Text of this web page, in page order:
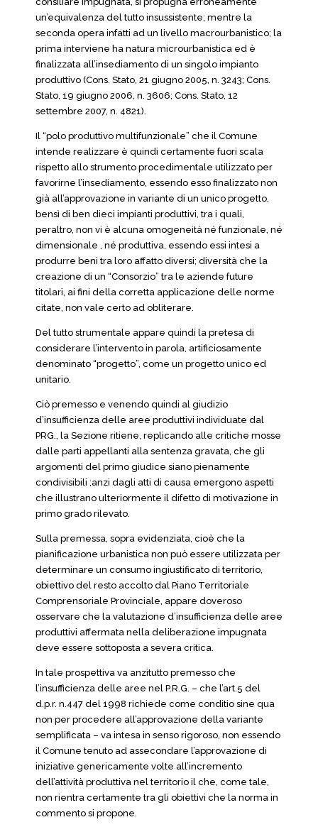
un’equivalenza del tutto insussistente; mentre la
seconda opera infatti ad un livello macrourbanistico; la
prima interviene ha natura microurbanistica ed è
finalizzata all’insediamento di un singolo impianto
produttivo (Cons. Stato, 21 giugno 2005, n. 3243; Cons.
Stato, 19 giugno 2006, n. 3606; Cons. Stato, 12
settembre 2007, n. 4821).
Il “polo produttivo multifunzionale” che il Comune
intende realizzare è quindi certamente fuori scala
rispetto allo strumento procedimentale utilizzato per
favorirne l’insediamento, essendo esso finalizzato non
già all’approvazione in variante di un unico progetto,
bensì di ben dieci impianti produttivi, tra i quali,
peraltro, non vi è alcuna omogeneità né funzionale, né
dimensionale , né produttiva, essendo essi intesi a
produrre beni tra loro affatto diversi; diversità che la
creazione di un “Consorzio” tra le aziende future
titolari, ai fini della corretta applicazione delle norme
citate, non vale certo ad obliterare.
Del tutto strumentale appare quindi la pretesa di
considerare l’intervento in parola, artificiosamente
denominato “progetto”, come un progetto unico ed
unitario.
Ciò premesso e venendo quindi al giudizio
d’insufficienza delle aree produttivi individuate dal
PRG., la Sezione ritiene, replicando alle critiche mosse
dalle parti appellanti alla sentenza gravata, che gli
argomenti del primo giudice siano pienamente
condivisibili ;anzi dagli atti di causa emergono aspetti
che illustrano ulteriormente il difetto di motivazione in
primo grado rilevato.
Sulla premessa, sopra evidenziata, cioè che la
pianificazione urbanistica non può essere utilizzata per
determinare un consumo ingiustificato di territorio,
obiettivo del resto accolto dal Piano Territoriale
Comprensoriale Provinciale, appare doveroso
osservare che la valutazione d’insufficienza delle aree
produttivi affermata nella deliberazione impugnata
deve essere sottoposta a severa critica.
In tale prospettiva va anzitutto premesso che
l’insufficienza delle aree nel P.R.G. – che l’art.5 del
d.p.r. n.447 del 1998 richiede come conditio sine qua
non per procedere all’approvazione della variante
semplificata – va intesa in senso rigoroso, non essendo
il Comune tenuto ad assecondare l’approvazione di
iniziative genericamente volte all’incremento
dell’attività produttiva nel territorio il che, come tale,
non rientra certamente tra gli obiettivi che la norma in
commento si propone.